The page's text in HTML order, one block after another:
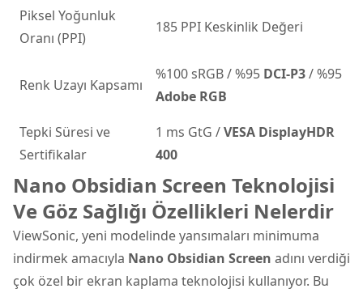
Piksel Yoğunluk
Oranı (PPI)
185 PPI Keskinlik Değeri
Renk Uzayı Kapsamı
%100 sRGB / %95 DCI-P3/ %95
Adobe RGB
Tepki Süresi ve
Sertifikalar
1 ms GtG /VESA DisplayHDR
400
Nano Obsidian Screen Teknolojisi
Ve Göz Sağlığı Özellikleri Nelerdir
ViewSonic, yeni modelinde yansımaları minimuma
indirmek amacıyla Nano Obsidian Screen adını verdiği
çok özel bir ekran kaplama teknolojisi kullanıyor. Bu